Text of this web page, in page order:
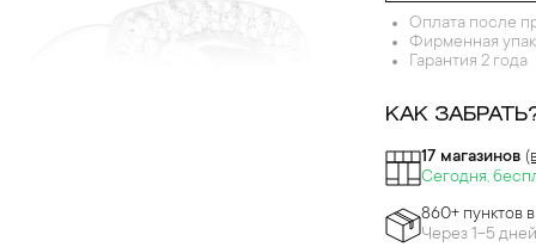
Оплата после
Фирменная
Гарантия 2 года
КАК
17 магазинов
Сегодня,
860+ пунктов
Через 1-5 дней